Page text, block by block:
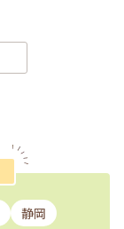
静岡